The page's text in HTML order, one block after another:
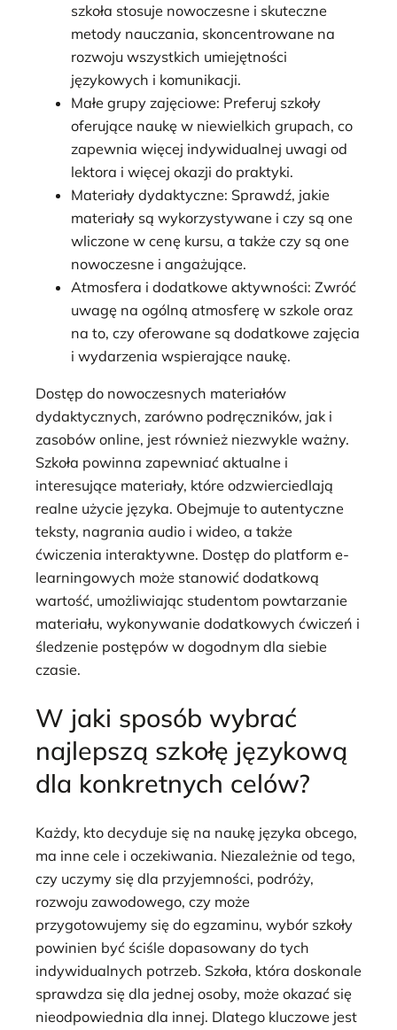
szkoła stosuje nowoczesne i skuteczne
metody nauczania, skoncentrowane na
rozwoju wszystkich umiejętności
językowych i komunikacji.
Małe grupy zajęciowe: Preferuj szkoły
oferujące naukę w niewielkich grupach, co
zapewnia więcej indywidualnej uwagi od
lektora i więcej okazji do praktyki.
Materiały dydaktyczne: Sprawdź, jakie
materiały są wykorzystywane i czy są one
wliczone w cenę kursu, a także czy są one
nowoczesne i angażujące.
Atmosfera i dodatkowe aktywności: Zwróć
uwagę na ogólną atmosferę w szkole oraz
na to, czy oferowane są dodatkowe zajęcia
i wydarzenia wspierające naukę.
Dostęp do nowoczesnych materiałów
dydaktycznych, zarówno podręczników, jak i
zasobów online, jest również niezwykle ważny.
Szkoła powinna zapewniać aktualne i
interesujące materiały, które odzwierciedlają
realne użycie języka. Obejmuje to autentyczne
teksty, nagrania audio i wideo, a także
ćwiczenia interaktywne. Dostęp do platform e-
learningowych może stanowić dodatkową
wartość, umożliwiając studentom powtarzanie
materiału, wykonywanie dodatkowych ćwiczeń i
śledzenie postępów w dogodnym dla siebie
czasie.
W jaki sposób wybrać
najlepszą szkołę językową
dla konkretnych celów?
Każdy, kto decyduje się na naukę języka obcego,
ma inne cele i oczekiwania. Niezależnie od tego,
czy uczymy się dla przyjemności, podróży,
rozwoju zawodowego, czy może
przygotowujemy się do egzaminu, wybór szkoły
powinien być ściśle dopasowany do tych
indywidualnych potrzeb. Szkoła, która doskonale
sprawdza się dla jednej osoby, może okazać się
nieodpowiednia dla innej. Dlatego kluczowe jest